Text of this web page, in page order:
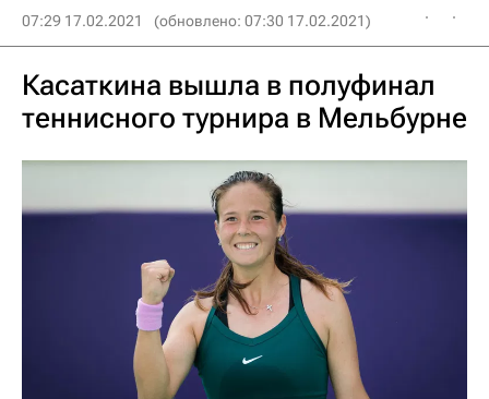
07:29 17.02.2021 (обновлено: 07:30 17.02.2021)
Касаткина вышла в полуфинал
теннисного турнира в Мельбурне